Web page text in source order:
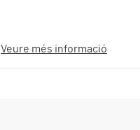
Veure més informació